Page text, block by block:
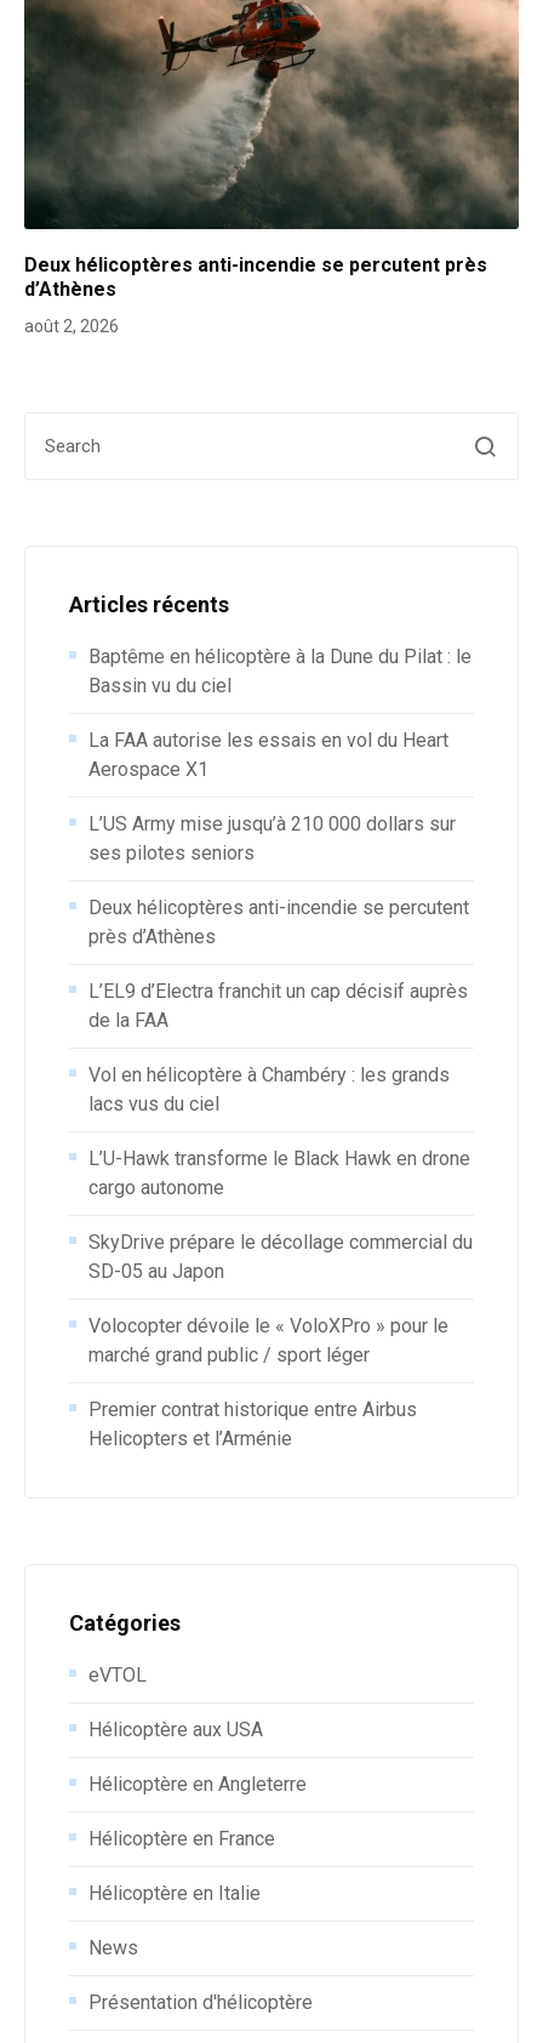
Deux hélicoptères anti-incendie se percutent près
d’Athènes
août 2, 2026
Articles récents
Baptême en hélicoptère à la Dune du Pilat : le
Bassin vu du ciel
La FAA autorise les essais en vol du Heart
Aerospace X1
L’US Army mise jusqu’à 210 000 dollars sur
ses pilotes seniors
Deux hélicoptères anti-incendie se percutent
près d’Athènes
L’EL9 d’Electra franchit un cap décisif auprès
de la FAA
Vol en hélicoptère à Chambéry : les grands
lacs vus du ciel
L’U-Hawk transforme le Black Hawk en drone
cargo autonome
SkyDrive prépare le décollage commercial du
SD-05 au Japon
Volocopter dévoile le « VoloXPro » pour le
marché grand public / sport léger
Premier contrat historique entre Airbus
Helicopters et l’Arménie
Catégories
eVTOL
Hélicoptère aux USA
Hélicoptère en Angleterre
Hélicoptère en France
Hélicoptère en Italie
News
Présentation d'hélicoptère